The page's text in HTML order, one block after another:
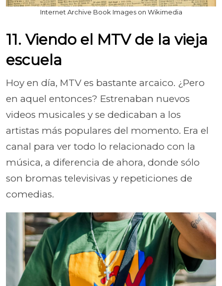
Internet Archive Book Images on Wikimedia
11. Viendo el MTV de la vieja
escuela
Hoy en día, MTV es bastante arcaico. ¿Pero
en aquel entonces? Estrenaban nuevos
videos musicales y se dedicaban a los
artistas más populares del momento. Era el
canal para ver todo lo relacionado con la
música, a diferencia de ahora, donde sólo
son bromas televisivas y repeticiones de
comedias.